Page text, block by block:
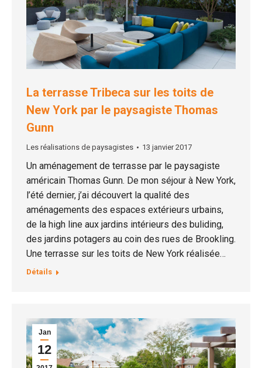
La terrasse Tribeca sur les toits de
New York par le paysagiste Thomas
Gunn
Les réalisations de paysagistes 13 janvier 2017
Un aménagement de terrasse par le paysagiste
américain Thomas Gunn. De mon séjour à New York,
l’été dernier, j’ai découvert la qualité des
aménagements des espaces extérieurs urbains,
de la high line aux jardins intérieurs des buliding,
des jardins potagers au coin des rues de Brookling.
Une terrasse sur les toits de New York réalisée…
Détails
Jan
12